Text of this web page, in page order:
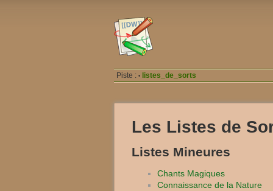
Piste : • listes_de_sorts
Les Listes de
Listes Mineures
Chants Magiques
Connaissance de la Nature